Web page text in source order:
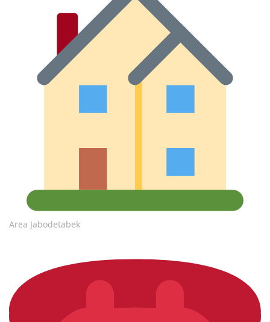
Area Jabodetabek